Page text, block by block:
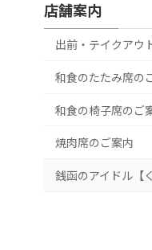
店舗案内
出前・テイクアウ
和食のたたみ席の
和食の椅子席のご
焼肉席のご案内
銭函のアイドル【